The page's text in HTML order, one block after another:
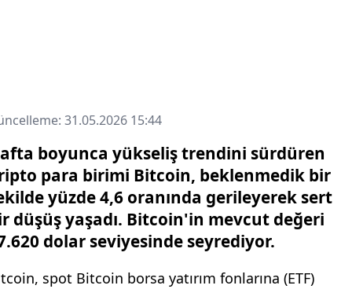
31.05.2026 15:44
boyunca yükseliş trendini sürdüren
para birimi Bitcoin, beklenmedik bir
yüzde 4,6 oranında gerileyerek sert
düşüş yaşadı. Bitcoin'in mevcut değeri
dolar seviyesinde seyrediyor.
spot Bitcoin borsa yatırım fonlarına (ETF)